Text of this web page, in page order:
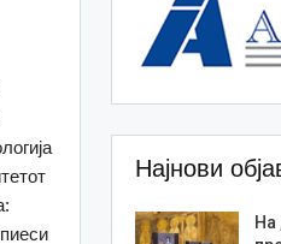
Најнови
На